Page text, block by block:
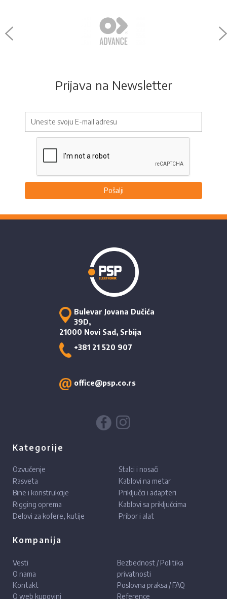
Prijava na Newsletter
Pošalji
Bulevar Jovana Dučića
39D,
21000 Novi Sad, Srbija
+381 21 520 907
office@psp.co.rs
Kategorije
Ozvučenje
Rasveta
Bine i konstrukcije
Rigging oprema
Delovi za kofere, kutije
Stalci i nosači
Kablovi na metar
Priključci i adapteri
Kablovi sa priključcima
Pribor i alat
Kompanija
Vesti
O nama
Kontakt
O web kupovini
Bezbednost / Politika
privatnosti
Poslovna praksa / FAQ
Reference